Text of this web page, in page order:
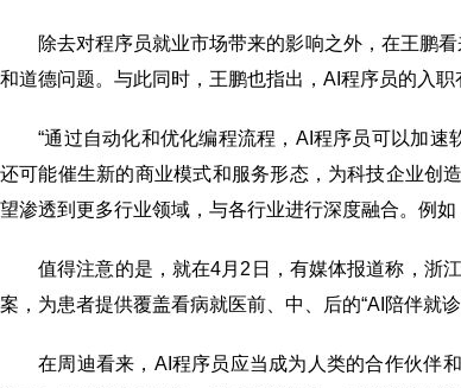
除去对程序员就业市场带来的影响之外，在王鹏
和道德问题。与此同时，王鹏也指出，AI程序员的入
“通过自动化和优化编程流程，AI程序员可以加
还可能催生新的商业模式和服务形态，为科技企业创
望渗透到更多行业领域，与各行业进行深度融合。例
值得注意的是，就在4月2日，有媒体报道称，浙
案，为患者提供覆盖看病就医前、中、后的“AI陪伴就诊
在周迪看来，AI程序员应当成为人类的合作伙伴